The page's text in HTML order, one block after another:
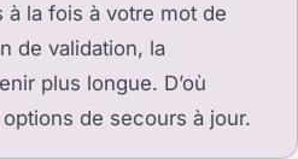
à la fois à votre mot de
de validation, la
plus longue. D’où
de secours à jour.